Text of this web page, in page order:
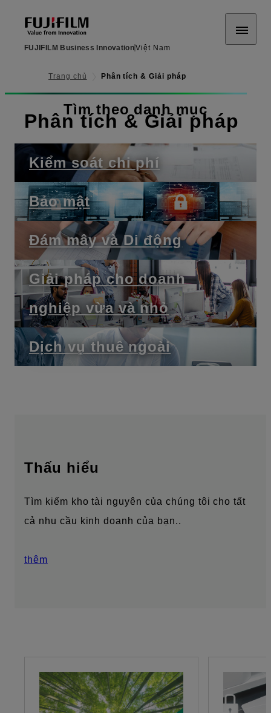
FUJIFILM Business InnovationViệt Nam
Trang chủ Phân tích & Giải pháp
Phân tích & Giải pháp
Tìm theo danh mục
Kiểm soát chi phí
Bảo mật
Đám mây và Di động
Giải pháp cho doanh
nghiệp vừa và nhỏ
Dịch vụ thuê ngoài
Thấu hiểu
Tìm kiếm kho tài nguyên của chúng tôi cho tất
cả nhu cầu kinh doanh của bạn..
thêm